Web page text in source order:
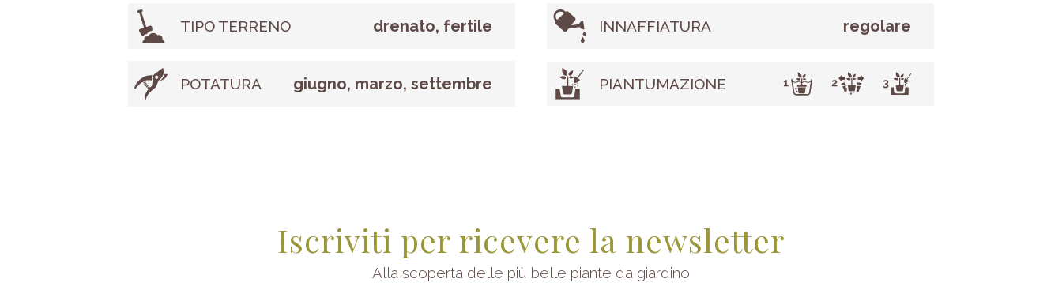
TIPO TERRENO drenato, fertile INNAFFIATURA regolare
POTATURA giugno, marzo, settembre PIANTUMAZIONE
Iscriviti per ricevere la newsletter
Alla scoperta delle più belle piante da giardino